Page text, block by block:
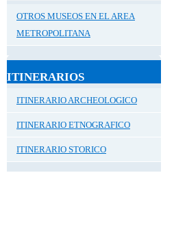
OTROS MUSEOS EN EL AREA
METROPOLITANA
ITINERARIOS
ITINERARIO ARCHEOLOGICO
ITINERARIO ETNOGRAFICO
ITINERARIO STORICO